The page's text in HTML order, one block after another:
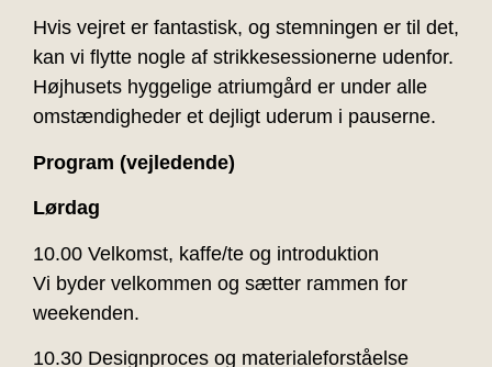
Hvis vejret er fantastisk, og stemningen er til det,
kan vi flytte nogle af strikkesessionerne udenfor.
Højhusets hyggelige atriumgård er under alle
omstændigheder et dejligt uderum i pauserne.
Program (vejledende)
Lørdag
10.00 Velkomst, kaffe/te og introduktion
Vi byder velkommen og sætter rammen for
weekenden.
10.30 Designproces og materialeforståelse